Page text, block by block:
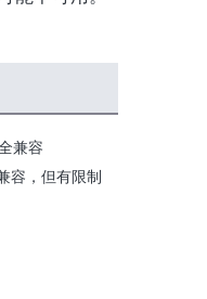
兼容
容，但有限制